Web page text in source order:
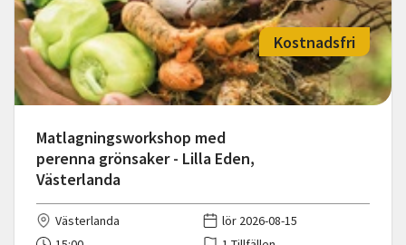
Matlagningsworkshop med
perenna grönsaker - Lilla Eden,
Västerlanda
Kostnadsfri
Västerlanda
lör 2026-08-15